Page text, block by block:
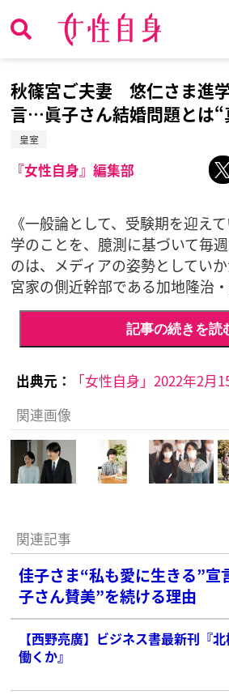
秋篠宮ご夫妻 悠仁さま進
言…眞子さん結婚問題とは“
皇室
『女性自身』編集部
《一般論として、受験期を迎え
学のことを、臆測に基づいて毎
のは、メディアの姿勢としてい
宮家の側近幹部である加地隆治
記事の続きを読
出典元：
「女性自身」2022年2月
関連画像
関連記事
佳子さま“私も愛に生きる”宣
子さん賛美”を続ける理由
【西野亮廣】ビジネス書最新刊『
働くか』